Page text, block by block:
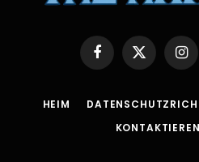
Facebook
X
(Twitter)
HEIM